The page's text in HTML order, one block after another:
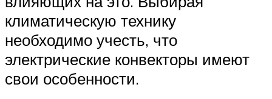
климатическую технику
необходимо учесть, что
электрические конвекторы имеют
свои особенности.